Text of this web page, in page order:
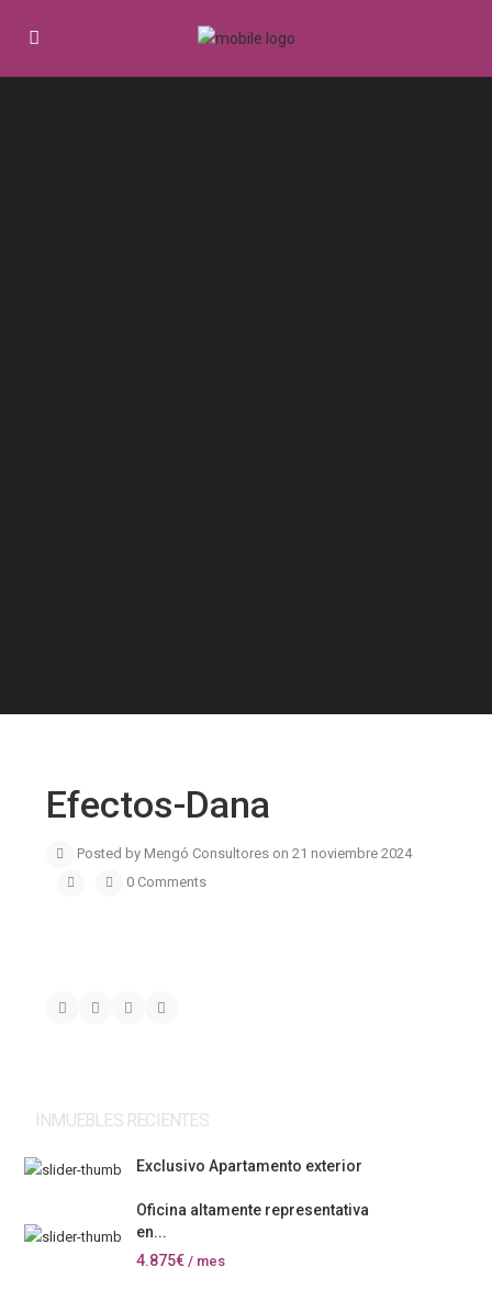
Efectos-Dana
Posted by Mengó Consultores on 21 noviembre 2024
0 Comments
INMUEBLES RECIENTES
Exclusivo Apartamento exterior
Oficina altamente representativa
en...
4.875€ / mes